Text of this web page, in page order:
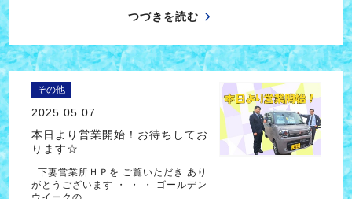
つづきを読む
その他
2025.05.07
本日より営業開始！お待ちしてお
ります☆
下妻営業所ＨＰを ご覧いただき あり
がとうございます ・ ・ ・ ゴールデン